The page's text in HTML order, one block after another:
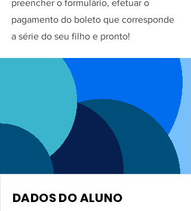
preencher o formulário, efetuar o
pagamento do boleto que corresponde
a série do seu filho e pronto!
DADOS DO ALUNO